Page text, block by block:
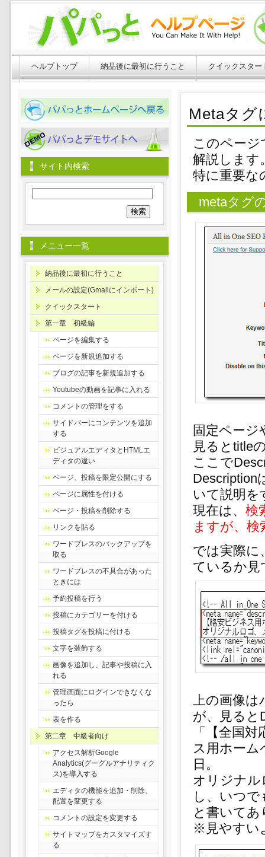
ヘルプトップ 納品後に最初に行うこと クイックスター
Metaタグ
このページ
解説します
特に重要な
metaタグ
固定ページ
見るとtitle
ここで
Description
いて説明を
現在は、 検
ますが、
では実際に
ているか見
上の画像は
が、見ると
「【全国
ス用ホーム
日。
オリジナル
し、いつで
と書いてあ
※見やすい
パパっとホームページへ戻る
パパっとホームページへ戻る
サイト内検索
メニュー一覧
納品後に最初に行うこと
メールの設定(Gmailにインポート)
クイックスタート
第一章 初級編
ページを編集する
ページを新規追加する
ブログの記事を新規追加する
Youtubeの動画を記事に入れる
コメントの管理をする
サイドバーにコンテンツを追加
する
ビジュアルエディタとHTMLエ
ディタの違い
ページ、投稿を限定公開にする
ページに属性を付ける
ページ・投稿を削除する
リンクを貼る
ワードプレスのバックアップを
取る
ワードプレスの不具合があった
ときには
予約投稿を行う
投稿にカテゴリーを付ける
投稿タグを投稿に付ける
文字を装飾する
画像を追加し、記事や投稿に入
れる
管理画面にログインできなくな
ったら
表を作る
第二章 中級者向け
アクセス解析Google
Analytics(グーグルアナリティク
ス)を導入する
エディタの機能を追加・削除、
配置を変更する
コメントの設定を変更する
サイトマップをカスタマイズす
る